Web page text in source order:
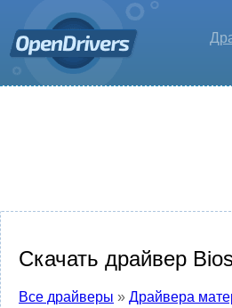
Скачать драйвер
Все драйверы » Драйвера